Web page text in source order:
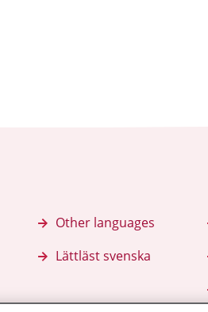
Other languages
Lättläst svenska